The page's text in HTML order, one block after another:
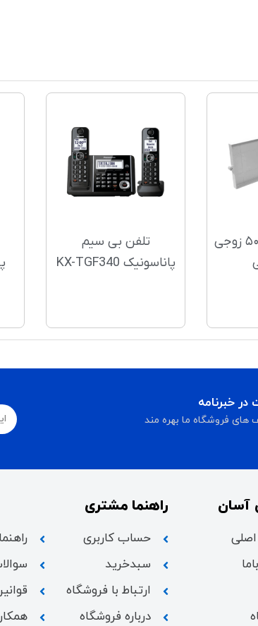
پست مخابراتی ۵۰ زوجی
تلفن بی سیم
پاناسونیک KX-TGF340
خبرنامه
های فروشگاه ما بهره مند
آسان راهنما مشتری
حساب کاربری
سبدخرید
ارتباط با فروشگاه
درباره فروشگاه